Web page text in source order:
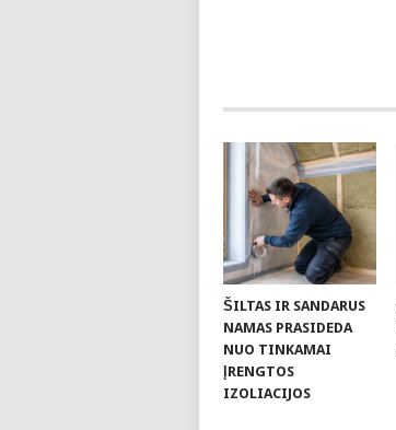
ŠILTAS IR SANDARUS
NAMAS PRASIDEDA
NUO TINKAMAI
ĮRENGTOS
IZOLIACIJOS